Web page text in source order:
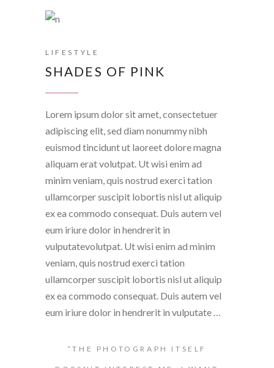
LIFESTYLE
SHADES OF PINK
Lorem ipsum dolor sit amet, consectetuer
adipiscing elit, sed diam nonummy nibh
euismod tincidunt ut laoreet dolore magna
aliquam erat volutpat. Ut wisi enim ad
minim veniam, quis nostrud exerci tation
ullamcorper suscipit lobortis nisl ut aliquip
ex ea commodo consequat. Duis autem vel
eum iriure dolor in hendrerit in
vulputatevolutpat. Ut wisi enim ad minim
veniam, quis nostrud exerci tation
ullamcorper suscipit lobortis nisl ut aliquip
ex ea commodo consequat. Duis autem vel
eum iriure dolor in hendrerit in vulputate …
“THE PHOTOGRAPH ITSELF